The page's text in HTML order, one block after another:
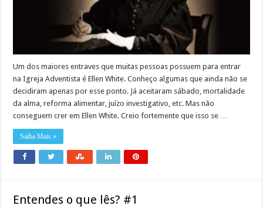
Um dos maiores entraves que muitas pessoas possuem para entrar
na Igreja Adventista é Ellen White. Conheço algumas que ainda não se
decidiram apenas por esse ponto. Já aceitaram sábado, mortalidade
da alma, reforma alimentar, juízo investigativo, etc. Mas não
conseguem crer em Ellen White. Creio fortemente que isso se …
Saiba Mais »
Entendes o que lês? #1